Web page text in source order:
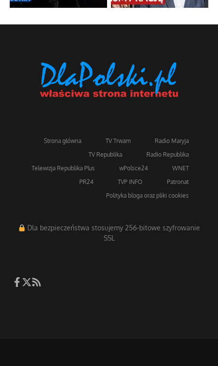
Strona główna TV Trwam
Radio Maryja
TV Republika
Radio Republika
Telewizja Republika Plus
wPolsce24
WNET
PR24
TVP INFO
Patronat
Polityka bloga oraz pliki cookies
Dla bezpieczeństwa stosujemy 256-bitowe szyfrowanie
SSL